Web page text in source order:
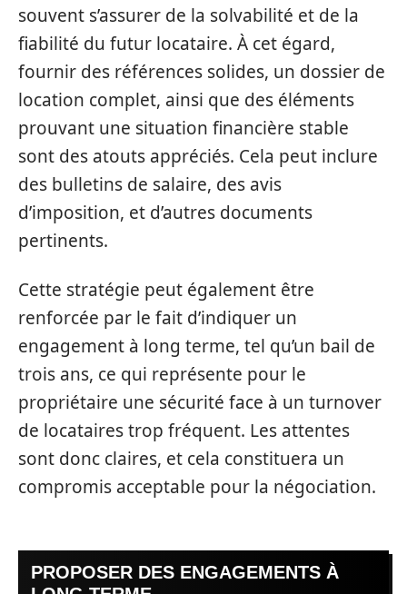
souvent s’assurer de la solvabilité et de la
fiabilité du futur locataire. À cet égard,
fournir des références solides, un dossier de
location complet, ainsi que des éléments
prouvant une situation financière stable
sont des atouts appréciés. Cela peut inclure
des bulletins de salaire, des avis
d’imposition, et d’autres documents
pertinents.
Cette stratégie peut également être
renforcée par le fait d’indiquer un
engagement à long terme, tel qu’un bail de
trois ans, ce qui représente pour le
propriétaire une sécurité face à un turnover
de locataires trop fréquent. Les attentes
sont donc claires, et cela constituera un
compromis acceptable pour la négociation.
PROPOSER DES ENGAGEMENTS À